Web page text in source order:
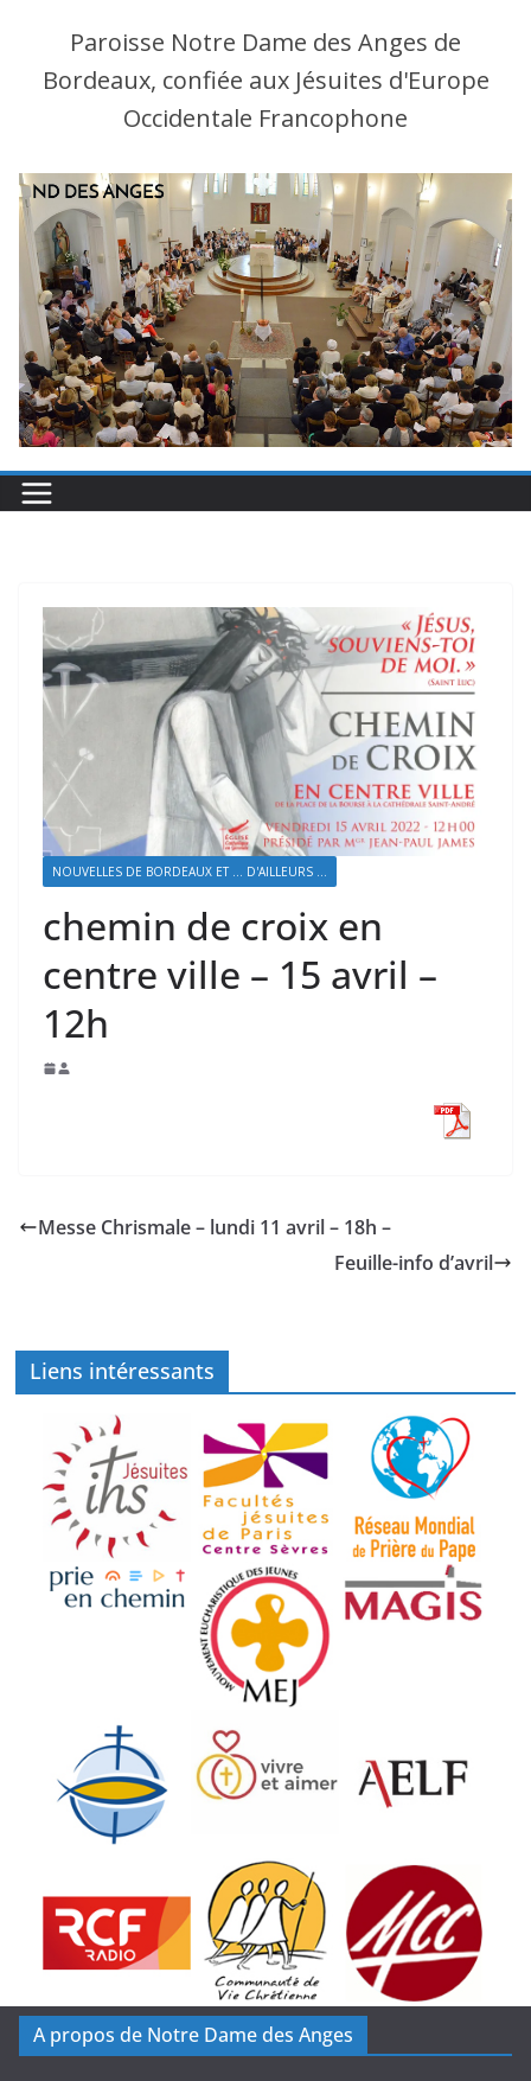
Paroisse Notre Dame des Anges de
Bordeaux, confiée aux Jésuites d'Europe
Occidentale Francophone
NOUVELLES DE BORDEAUX ET ... D'AILLEURS ...
chemin de croix en
centre ville – 15 avril –
12h
Messe Chrismale – lundi 11 avril – 18h –
Feuille-info d’avril
Liens intéressants
A propos de Notre Dame des Anges